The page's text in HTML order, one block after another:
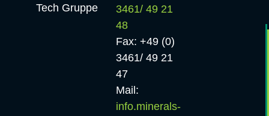
Tech Gruppe
3461/ 49 21
48
Fax: +49 (0)
3461/ 49 21
47
Mail:
info.minerals-